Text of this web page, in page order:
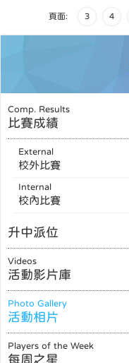
頁面: 3 4
Comp. Results
比賽成績
External
校外比賽
Internal
校內比賽
升中派位
Videos
活動影片庫
Photo Gallery
活動相片
Players of the Week
每周之星